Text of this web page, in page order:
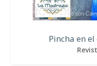
Pincha en